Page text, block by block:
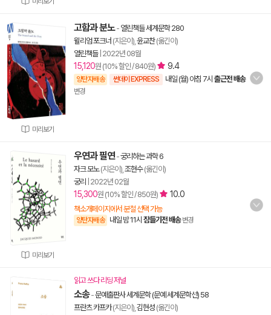
미리보기
고함과 분노- 열린책들 세계문학 280
윌리엄 포크너 (지은이), 윤교찬(옮긴이)
열린책들| 2022년 08월
15,120원 (10% 할인 / 840원) 9.4
양탄자배송 썬데이 EXPRESS 내일 (월) 아침 7시 출근전 배송
변경
미리보기
우연과 필연-궁리하는 과학 6
자크 모노(지은이), 조현수(옮긴이)
궁리
2022년 02월
15,300원 (10% 할인 / 850원) 10.0
책소개페이지에서 분철 선택 가능
양탄자배송 내일 밤 11시 잠들기전 배송 변경
읽고 쓰다 리딩 저널
소송-문예출판사 세계문학 (문예 세계문학선) 58
프란츠 카프카(지은이), 김현성 (옮긴이)